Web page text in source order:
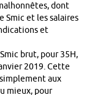
dont
Smic et les salaires
et
brut, pour 35H,
2019. Cette
aux
mieux, pour